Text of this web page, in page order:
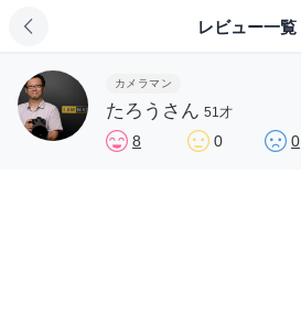
レビュー一覧
カメラマン
たろうさん 51才
8 0 0